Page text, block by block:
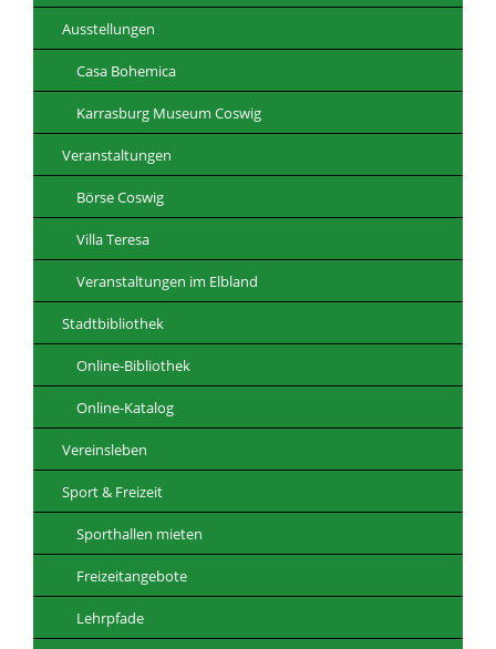
Ausstellungen
Casa Bohemica
Karrasburg Museum Coswig
Veranstaltungen
Börse Coswig
Villa Teresa
Veranstaltungen im Elbland
Stadtbibliothek
Online-Bibliothek
Online-Katalog
Vereinsleben
Sport & Freizeit
Sporthallen mieten
Freizeitangebote
Lehrpfade